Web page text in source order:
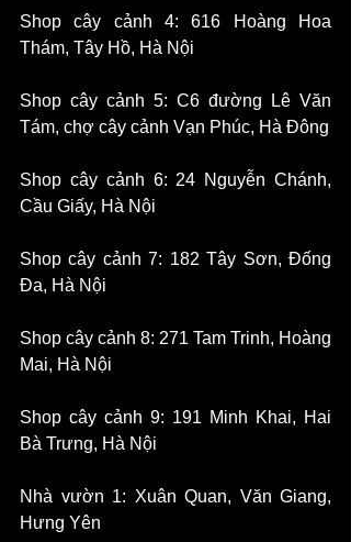
​Shop cây cảnh 4: 616 Hoàng Hoa
Thám, Tây Hồ, Hà Nội
Shop cây cảnh 5: C6 đường Lê Văn
Tám, chợ cây cảnh Vạn Phúc, Hà Đông
Shop cây cảnh 6: 24 Nguyễn Chánh,
Cầu Giấy, Hà Nội
​Shop cây cảnh 7: 182 Tây Sơn, Đống
Đa, Hà Nội
​Shop cây cảnh 8: 271 Tam Trinh, Hoàng
Mai, Hà Nội
Shop cây cảnh 9: 191 Minh Khai, Hai
Bà Trưng, Hà Nội
​Nhà vườn 1: Xuân Quan, Văn Giang,
Hưng Yên